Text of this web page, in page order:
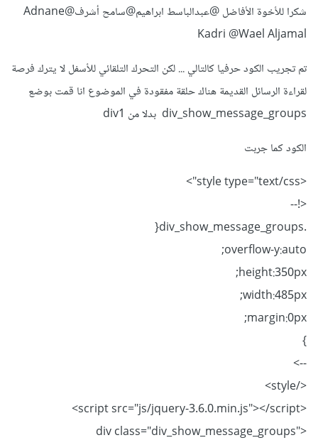
شكرا للأخوة الأفاضل@عبدالباسط ابراهيم@سامح أشرف @Adnane
Kadri @Wael Aljamal
تم تجريب الكود حرفيا كالتالي ... لكن التحرك التلقائي للأسفل لا يترك فرصة
لقراءة الرسائل القديمة هناك حلقة مفقودة في الموضوع انا قمت بوضع
div_show_message_groups بدلا من div1
الكود كما جربت
<style type="text/css">
<!--
overflow-y:auto;
height:350px;
width:485px;
margin:0px;
}
-->
</style>
<script src="js/jquery-3.6.0.min.js"></script>
<div class="div_show_message_groups"